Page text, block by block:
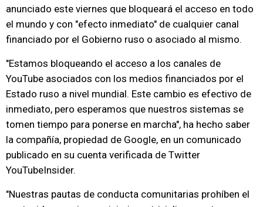
anunciado este viernes que bloqueará el acceso en todo
el mundo y con "efecto inmediato" de cualquier canal
financiado por el Gobierno ruso o asociado al mismo.
"Estamos bloqueando el acceso a los canales de
YouTube asociados con los medios financiados por el
Estado ruso a nivel mundial. Este cambio es efectivo de
inmediato, pero esperamos que nuestros sistemas se
tomen tiempo para ponerse en marcha", ha hecho saber
la compañía, propiedad de Google, en un comunicado
publicado en su cuenta verificada de Twitter
YouTubeInsider.
"Nuestras pautas de conducta comunitarias prohíben el